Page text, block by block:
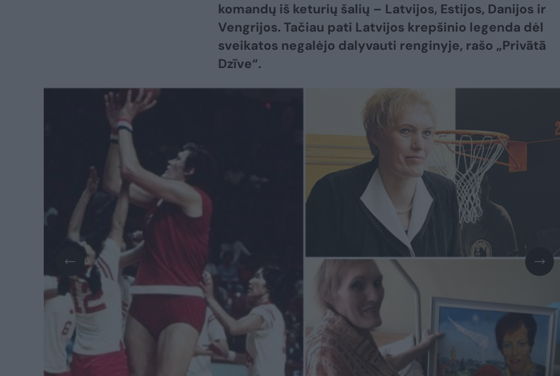
komandų iš keturių šalių – Latvijos, Estijos, Danijos ir
Vengrijos. Tačiau pati Latvijos krepšinio legenda dėl
sveikatos negalėjo dalyvauti renginyje, rašo „Privātā
Dzīve“.